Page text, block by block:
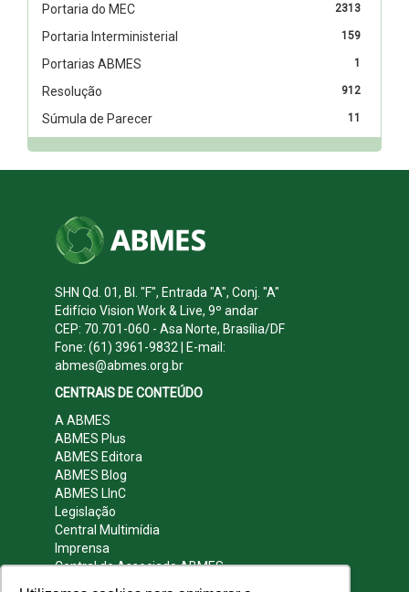
2313
Portaria do MEC
159
Portaria Interministerial
1
Portarias ABMES
912
Resolução
11
Súmula de Parecer
SHN Qd. 01, Bl. "F", Entrada "A", Conj. "A"
Edifício Vision Work & Live, 9º andar
CEP: 70.701-060 - Asa Norte, Brasília/DF
Fone: (61) 3961-9832 | E-mail:
abmes@abmes.org.br
CENTRAIS DE CONTEÚDO
A ABMES
ABMES Plus
ABMES Editora
ABMES Blog
ABMES LInC
Legislação
Central Multimídia
Imprensa
Central do Associado ABMES